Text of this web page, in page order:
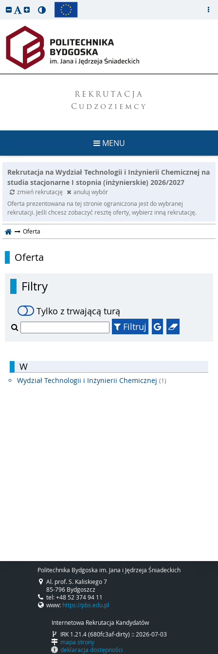
REKRUTACJA
Cudzoziemcy
MENU
Rekrutacja na Wydział Technologii i Inżynierii Chemicznej na
studia stacjonarne I stopnia (inżynierskie) 2026/2027
zmień rekrutację
anuluj wybór
Oferta prezentowana na tej stronie ograniczona jest do wybranej
rekrutacji. Jeśli chcesz zobaczyć resztę oferty, wybierz inną rekrutację.
Oferta
Oferta
Filtry
Tylko z trwającą turą
Filtruj
W
Wydział Technologii i Inżynierii Chemicznej (1)
Politechnika Bydgoska im. Jana i Jędrzeja Śniadeckich
Al. prof. S. Kaliskiego 7
85-796 Bydgoszcz
tel: +48 52 374 94 11
www: https://pbs.edu.pl
Internetowa Rekrutacja Kandydatów
IRK 1.21.4 (680fc3af-dirty) :: 2026-07-03
mapa strony
deklaracja dostępności